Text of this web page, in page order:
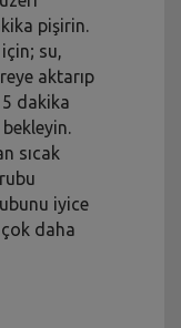
pişirin.
su,
aktarıp
5 dakika
sıcak
iyice
daha